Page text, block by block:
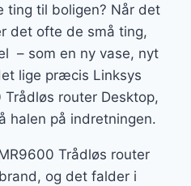
ting til boligen? Når det
det ofte de små ting,
– som en ny vase, nyt
lige præcis Linksys
Trådløs router Desktop,
halen på indretningen.
Trådløs router
og det falder i